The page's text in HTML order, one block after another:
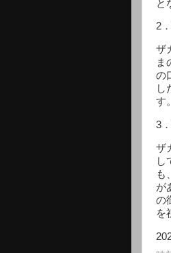
と
2
ザ
ま
の
し
す
3
ザ
し
も
が
の
を